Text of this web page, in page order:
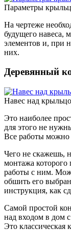
Параметры
На чертеже
будущего навеса,
элементов и, при
них.
Деревянный
Навес над
Это наиболее
для этого не
Все работы
Чего не скажешь,
монтажа которого
работы с ним.
обшить его
инструкция, как
Самой простой
над входом в дом
Это классическая